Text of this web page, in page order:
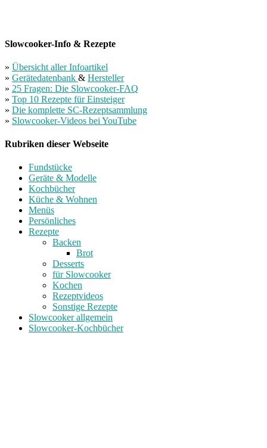
Slowcooker-Info & Rezepte
» Übersicht aller Infoartikel
» Gerätedatenbank & Hersteller
» 25 Fragen: Die Slowcooker-FAQ
» Top 10 Rezepte für Einsteiger
» Die komplette SC-Rezeptsammlung
» Slowcooker-Videos bei YouTube
Rubriken dieser Webseite
Fundstücke
Geräte & Modelle
Kochbücher
Küche & Wohnen
Menüs
Persönliches
Rezepte
Backen
Brot
Desserts
für Slowcooker
Kochen
Rezeptvideos
Sonstige Rezepte
Slowcooker allgemein
Slowcooker-Kochbücher